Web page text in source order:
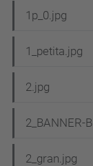
1p_0.jpg
1_petita.jpg
2.jpg
2_BANNER-
2_gran.jpg